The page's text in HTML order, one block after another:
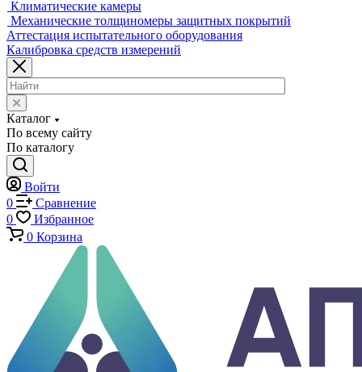
Разрушающий контроль
Универсальные гидравлические разрывные машины
Универсальные электромеханические разрывные машины
Машины для испытаний на усталость
Машины для испытания пружин
Экстензометры (Измерители деформации)
Системы температурных испытаний
Машины на кручение
Машины на изгиб
Копры маятниковые
Оснастка и приспособления для испытаний
Испытательные прессы
Специализированные машины
Климатические камеры
Механические толщиномеры защитных покрытий
Аттестация испытательного оборудования
Калибровка средств измерений
Каталог
По всему сайту
По каталогу